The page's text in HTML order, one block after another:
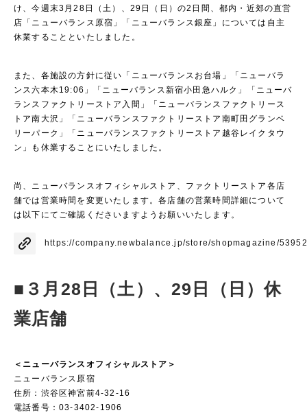
け、今週末3月28日（土）、29日（日）の2日間、都内・近郊の直営
店「ニューバランス原宿」「ニューバランス銀座」については自主
休業することといたしました。
また、各施設の方針に従い「ニューバランスお台場」「ニューバラ
ンス六本木19:06」「ニューバランス新宿小田急ハルク」「ニューバ
ランスファクトリーストア入間」「ニューバランスファクトリース
トア南大沢」「ニューバランスファクトリーストア南町田グランベ
リーパーク」「ニューバランスファクトリーストア越谷レイクタウ
ン」も休業することにいたしました。
尚、ニューバランスオフィシャルストア、ファクトリーストア各店
舗では営業時間を変更いたします。各店舗の営業時間詳細について
は以下にてご確認くださいますようお願いいたします。
https://company.newbalance.jp/store/shopmagazine/53952
■ ３月28日（土）、29日（日）休
業店舗
＜ニューバランスオフィシャルストア＞
ニューバランス原宿
住所：渋谷区神宮前4-32-16
電話番号：03-3402-1906